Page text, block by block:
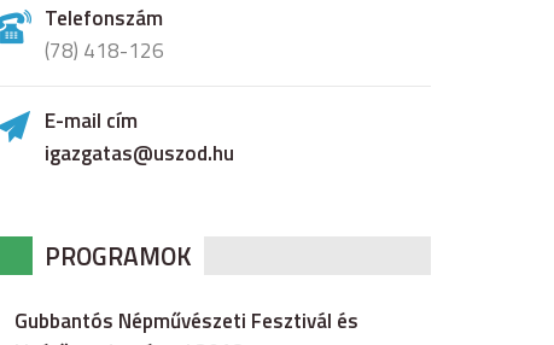
Telefonszám
(78) 418-126
E-mail cím
igazgatas@uszod.hu
PROGRAMOK
Gubbantós Népművészeti Fesztivál és